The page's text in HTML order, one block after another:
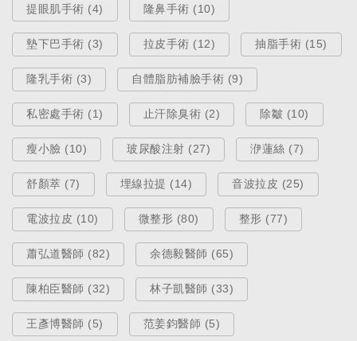
提眼肌手術 (4) 隆鼻手術 (10)
墊下巴手術 (3) 拉皮手術 (12) 抽脂手術 (15)
隆乳手術 (3) 自體脂肪補臉手術 (9)
私密處手術 (1) 止汗除臭術 (2) 除皺 (10)
瘦小臉 (10) 玻尿酸注射 (27) 洢蓮絲 (7)
舒顏萃 (7) 埋線拉提 (14) 音波拉皮 (25)
電波拉皮 (10) 微整形 (80) 整形 (77)
蕭弘道醫師 (82) 余德毅醫師 (65)
陳柏臣醫師 (32) 林子凱醫師 (33)
王彥博醫師 (5) 范姜鈞醫師 (5)